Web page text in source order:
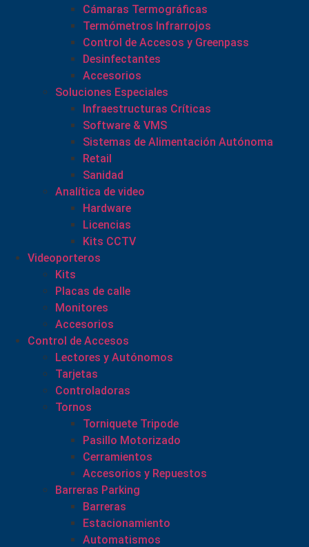
Cámaras Termográficas
Termómetros Infrarrojos
Control de Accesos y Greenpass
Desinfectantes
Accesorios
Soluciones Especiales
Infraestructuras Críticas
Software & VMS
Sistemas de Alimentación Autónoma
Retail
Sanidad
Analítica de video
Hardware
Licencias
Kits CCTV
Videoporteros
Kits
Placas de calle
Monitores
Accesorios
Control de Accesos
Lectores y Autónomos
Tarjetas
Controladoras
Tornos
Torniquete Tripode
Pasillo Motorizado
Cerramientos
Accesorios y Repuestos
Barreras Parking
Barreras
Estacionamiento
Automatismos